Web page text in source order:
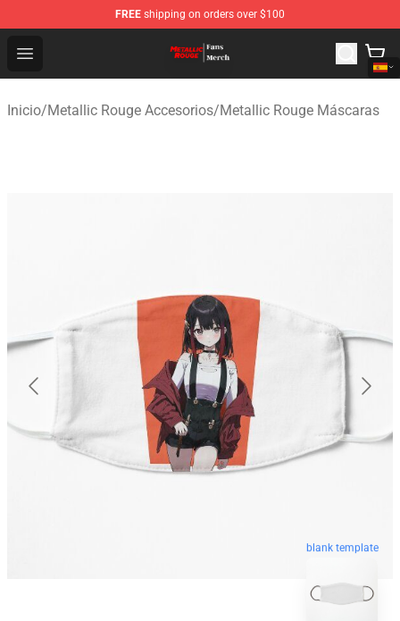
FREE shipping on orders over $100
Open menu
Metallic Rouge Store - Official Metallic Rouge
Inicio/Metallic Rouge Accesorios/Metallic Rouge Máscaras
blank template